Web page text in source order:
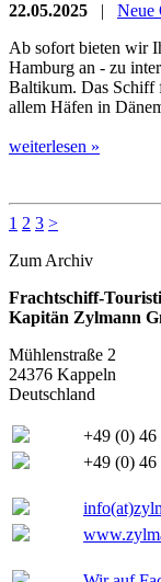
22.05.2025 | Neue
Ab sofort bieten wir
Hamburg an - zu
Baltikum. Das Schiff
allem Häfen in
weiterlesen »
1 2 3 >
Zum Archiv
Frachtschiff-
Kapitän Zylmann
Mühlenstraße 2
24376 Kappeln
Deutschland
+49 (0) 46
+49 (0) 46